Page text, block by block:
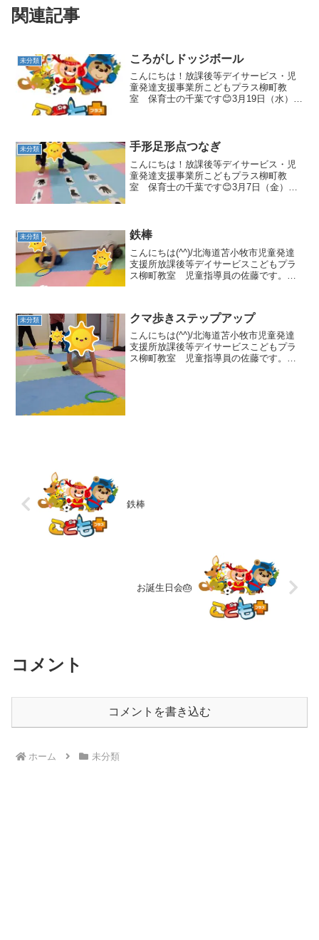
関連記事
未分類 ころがしドッジボール
こんにちは！放課後等デイサービス・児
童発達支援事業所こどもプラス柳町教
室 保育士の千葉です😊3月19日（水）の
います！ ボールをよ...
未分類 手形足形点つなぎ
こんにちは！放課後等デイサービス・児
童発達支援事業所こどもプラス柳町教
室 保育士の千葉です😊3月7日（金）の
友だちの挑戦です！ 手や足...
未分類 鉄棒
こんにちは(^^)/北海道苫小牧市児童発達
支援所放課後等デイサービスこどもプラ
ス柳町教室 児童指導員の佐藤です。４
ではでは鉄棒...
未分類 クマ歩きステップアップ
こんにちは(^^)/北海道苫小牧市児童発達
支援所放課後等デイサービスこどもプラ
ス柳町教室 児童指導員の佐藤です。昨
鉄棒
お誕生日会🎂
コメント
コメントを書き込む
ホーム 未分類